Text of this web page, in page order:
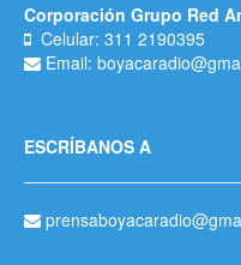
Corporación Grupo Red
Celular: 311 2190395
Email:
ESCRÍBANOS A